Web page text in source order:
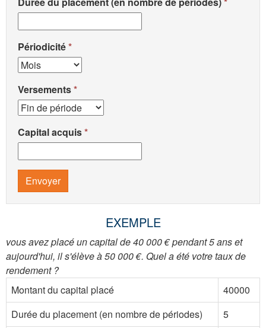
Périodicité
Versements
Capital acquis
Envoyer
EXEMPLE
vous avez placé un capital de 40 000 € pendant 5 ans et
aujourd'hui, il s'élève à 50 000 €. Quel a été votre taux de
rendement ?
Montant du capital placé
40000
Durée du placement (en nombre de périodes)
5